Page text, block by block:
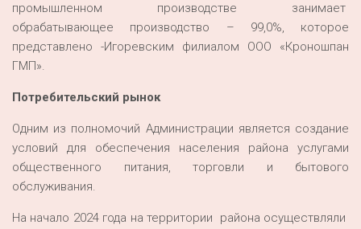
промышленном производстве занимает
обрабатывающее производство – 99,0%, которое
представлено -Игоревским филиалом ООО «Кроношпан
ГМП».
Потребительский рынок
Одним из полномочий Администрации является создание
условий для обеспечения населения района услугами
общественного питания, торговли и бытового
обслуживания.
На начало 2024 года на территории района осуществляли